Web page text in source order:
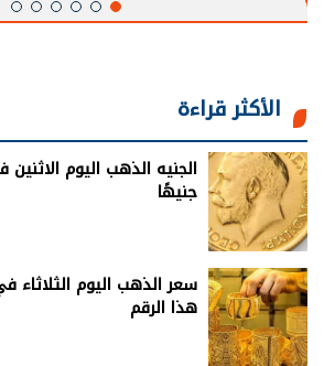
الأكثر قراءة
جنيهًا
هذا الرقم